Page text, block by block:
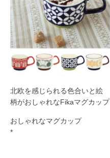
北欧を感じられる色合いと絵
柄がおしゃれなFikaマグカップ
おしゃれなマグカップ
*